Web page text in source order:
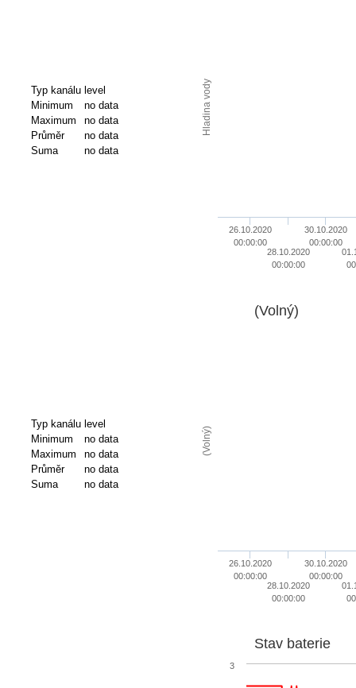
Typ kanálu level
Minimum
no data
Maximum
no data
Průměr
no data
Suma
no data
Hladina vody
26.10.2020
00:00:00
28.10.2020
00:00:00
30.10.2020
00:00:00
Typ kanálu level
Minimum
no data
Maximum
no data
Průměr
no data
Suma
no data
(Volný)
(Volný)
26.10.2020
00:00:00
28.10.2020
00:00:00
30.10.2020
00:00:00
Stav baterie
3